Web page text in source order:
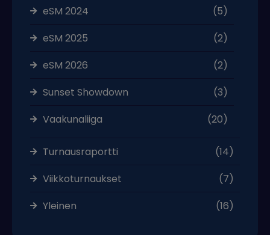
eSM 2024
(5)
eSM 2025
(2)
eSM 2026
(2)
Sunset Showdown
(3)
Vaakunaliiga
(20)
Turnausraportti
(14)
Viikkoturnaukset
(7)
Yleinen
(16)